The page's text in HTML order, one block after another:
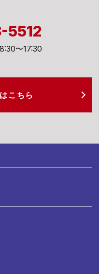
5512
〜17:30
こちら